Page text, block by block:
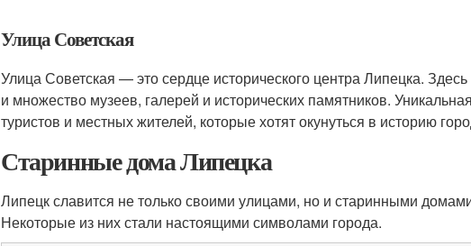
Улица Советская
Улица Советская — это сердце исторического центра Липецка.
и множество музеев, галерей и исторических памятников.
туристов и местных жителей, которые хотят окунуться в историю
Старинные дома Липецка
Липецк славится не только своими улицами, но и старинными
Некоторые из них стали настоящими символами города.